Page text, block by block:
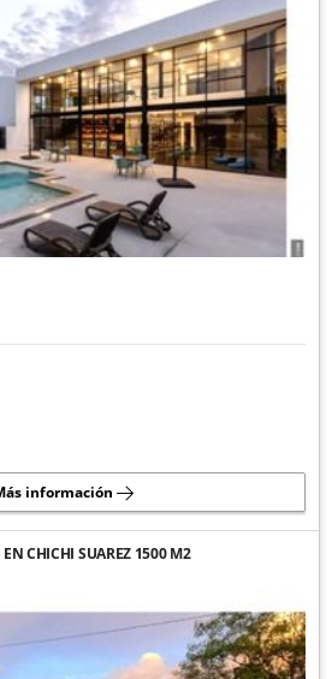
información
EN CHICHI SUAREZ 1500 M2